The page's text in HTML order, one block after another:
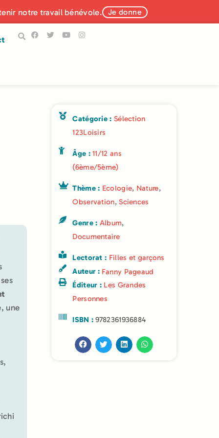
notre travail bénévole. Je donne
une
Catégorie : Sélection
123Loisirs
Âge :11/12 ans
(6ème/5ème)
Thème : Ecologie, Nature,
Observation,Sciences
Genre : Album,
Documentaire
Lectorat : Filles et garçons
Auteur : Fanny Pageaud
Éditeur : Les Grandes
Personnes
ISBN :9782361936884